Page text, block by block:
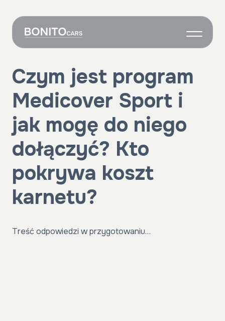
Wynajem
Grafik
Onboarding
Kontakt
Czym jest program
Medicover Sport i
jak mogę do niego
dołączyć? Kto
pokrywa koszt
karnetu?
Treść odpowiedzi w przygotowaniu…